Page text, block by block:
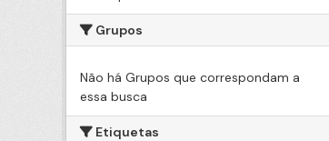
Grupos
Não há Grupos que correspondam a
essa busca
Etiquetas